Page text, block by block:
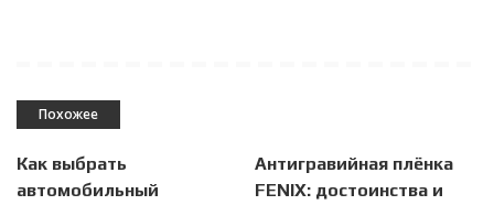
Похожее
Как выбрать
автомобильный
Антигравийная плёнка
FENIX: достоинства и